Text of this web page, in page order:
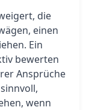
die
einen
Ein
bewerten
Ansprüche
wenn